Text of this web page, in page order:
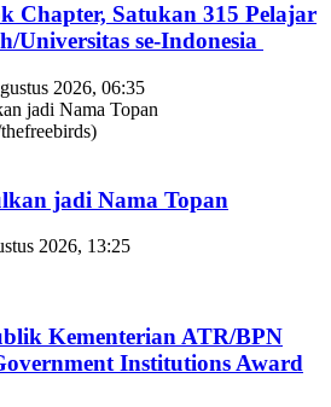
Chapter, Satukan 315 Pelajar
Universitas se-Indonesia
2026, 06:35
jadi Nama Topan
2026, 13:25
Kementerian ATR/BPN
Institutions Award